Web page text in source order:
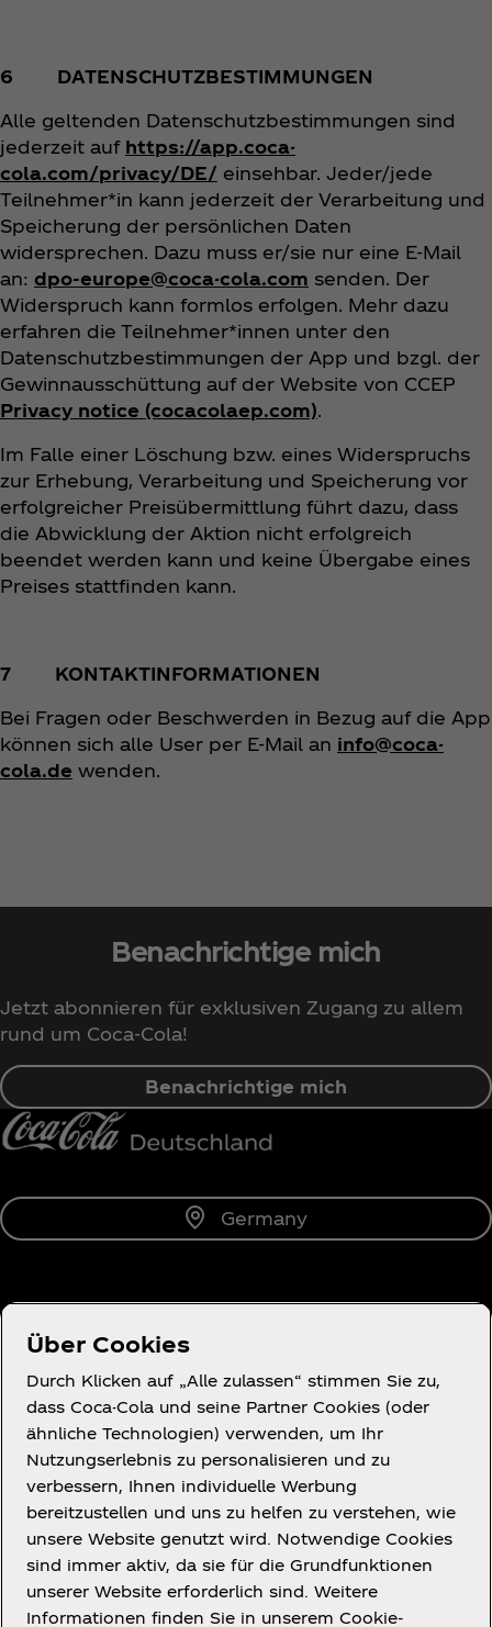
6 DATENSCHUTZBESTIMMUNGEN
Alle geltenden Datenschutzbestimmungen sind
jederzeit auf https://app.coca-
cola.com/privacy/DE/ einsehbar. Jeder/jede
Teilnehmer*in kann jederzeit der Verarbeitung und
Speicherung der persönlichen Daten
widersprechen. Dazu muss er/sie nur eine E-Mail
an: dpo-europe@coca-cola.com senden. Der
Widerspruch kann formlos erfolgen. Mehr dazu
erfahren die Teilnehmer*innen unter den
Datenschutzbestimmungen der App und bzgl. der
Gewinnausschüttung auf der Website von CCEP
Privacy notice (cocacolaep.com).
Im Falle einer Löschung bzw. eines Widerspruchs
zur Erhebung, Verarbeitung und Speicherung vor
erfolgreicher Preisübermittlung führt dazu, dass
die Abwicklung der Aktion nicht erfolgreich
beendet werden kann und keine Übergabe eines
Preises stattfinden kann.
7 KONTAKTINFORMATIONEN
Bei Fragen oder Beschwerden in Bezug auf die App
können sich alle User per E-Mail an info@coca-
cola.de wenden.
Benachrichtige mich
Jetzt abonnieren für exklusiven Zugang zu allem
rund um Coca‑Cola!
Benachrichtige mich
Germany
Über uns
Du brauchst Hilfe?
Rechtliches
Über Cookies
Durch Klicken auf „Alle zulassen“ stimmen Sie zu,
dass Coca-Cola und seine Partner Cookies (oder
ähnliche Technologien) verwenden, um Ihr
Nutzungserlebnis zu personalisieren und zu
verbessern, Ihnen individuelle Werbung
bereitzustellen und uns zu helfen zu verstehen, wie
unsere Website genutzt wird. Notwendige Cookies
sind immer aktiv, da sie für die Grundfunktionen
unserer Website erforderlich sind. Weitere
Informationen finden Sie in unserem Cookie-